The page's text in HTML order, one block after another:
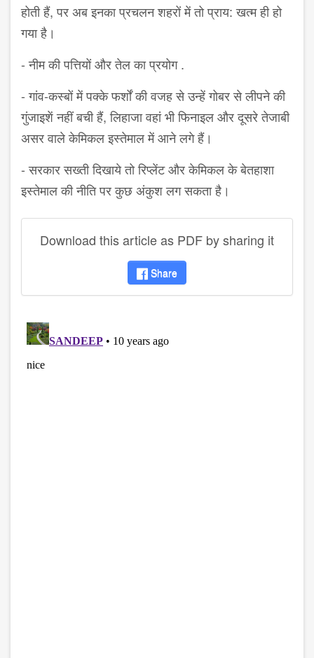
होती हैं, पर अब इनका प्रचलन शहरों में तो प्राय: खत्म ही हो
गया है।
- नीम की पत्तियों और तेल का प्रयोग .
- गांव-कस्बों में पक्के फर्शों की वजह से उन्हें गोबर से लीपने की
गुंजाइशें नहीं बची हैं, लिहाजा वहां भी फिनाइल और दूसरे तेजाबी
असर वाले केमिकल इस्तेमाल में आने लगे हैं।
- सरकार सख्ती दिखाये तो रिप्लेंट और केमिकल के बेतहाशा
इस्तेमाल की नीति पर कुछ अंकुश लग सकता है।
Download this article as PDF by sharing it
Share